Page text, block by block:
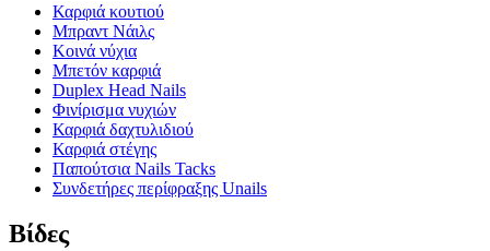
Καρφιά κουτιού
Μπραντ Νάιλς
Κοινά νύχια
Μπετόν καρφιά
Duplex Head Nails
Φινίρισμα νυχιών
Καρφιά δαχτυλιδιού
Καρφιά στέγης
Παπούτσια Nails Tacks
Συνδετήρες περίφραξης Unails
Βίδες